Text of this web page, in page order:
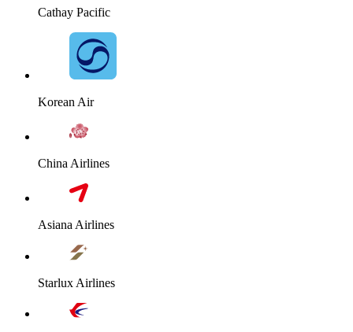
Cathay Pacific
Korean Air
China Airlines
Asiana Airlines
Starlux Airlines